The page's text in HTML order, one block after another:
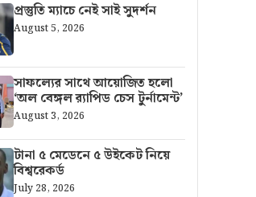
প্রস্তুতি ম্যাচে নেই সাই সুদর্শন
August 5, 2026
সাফল্যের সাথে আয়োজিত হলো
‘অল বেঙ্গল র‍্যাপিড চেস টুর্নামেন্ট’
August 3, 2026
টানা ৫ মেডেনে ৫ উইকেট নিয়ে
বিশ্বরেকর্ড
July 28, 2026